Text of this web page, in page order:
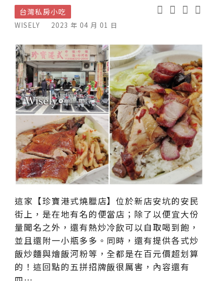
台灣私房小吃
WISELY 2023 年 04 月 01 日
這家【珍寶港式燒臘店】位於新店安坑的安民
街上，是在地有名的便當店；除了以便宜大份
量聞名之外，還有熱炒冷飲可以自取喝到飽，
並且還附一小瓶多多。同時，還有提供各式炒
飯炒麵與燴飯河粉等，全都是在百元價超划算
的！這回點的五拼招牌飯很厲害，內容還有